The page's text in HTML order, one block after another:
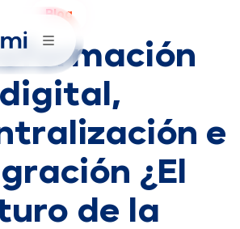
Blog
digital,
e
¿El
de la